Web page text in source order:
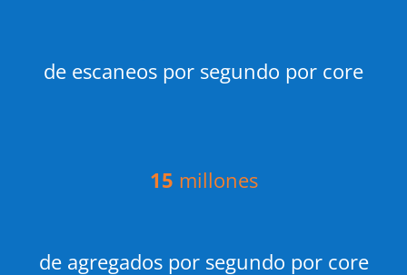
de escaneos por segundo por core
15 millones
de agregados por segundo por core